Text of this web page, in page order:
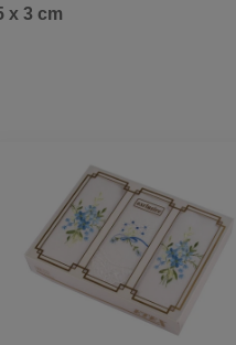
x 3 cm